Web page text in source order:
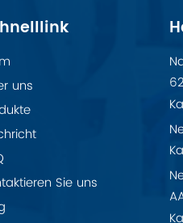
uns
Sie uns